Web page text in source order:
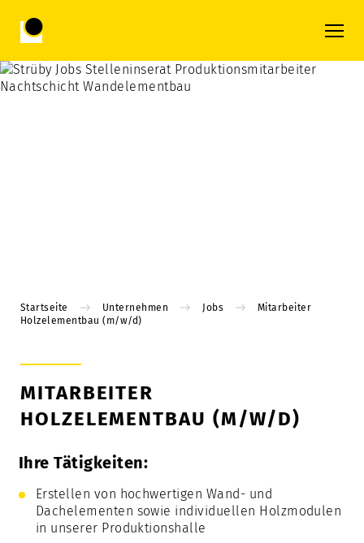
Startseite Unternehmen Jobs
Mitarbeiter
Holzelementbau (m/w/d)
MITARBEITER
HOLZELEMENTBAU (M/W/D)
Ihre Tätigkeiten:
Erstellen von hochwertigen Wand- und
Dachelementen sowie individuellen Holzmodulen
in unserer Produktionshalle